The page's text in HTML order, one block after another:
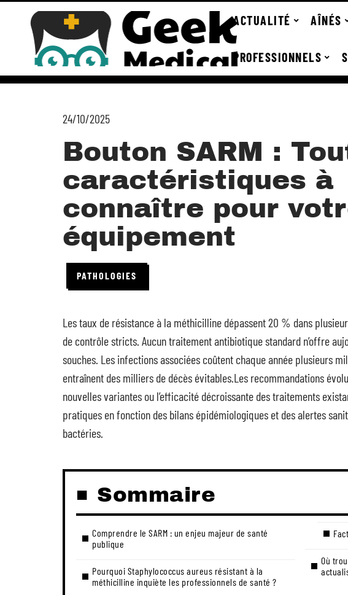
ACTUALITÉ AÎNÉS
PROFESSIONNELS
24/10/2025
Bouton SARM :
caractéristiques à
connaître pour
équipement
PATHOLOGIES
Les taux de résistance à la méthicilline dépassent 20 % dans
de contrôle stricts. Aucun traitement antibiotique standard n’offre
souches. Les infections associées coûtent chaque année plusieurs
entraînent des milliers de décès évitables.Les recommandations
nouvelles variantes ou l’efficacité décroissante des traitements
pratiques en fonction des bilans épidémiologiques et des alertes
bactéries.
Sommaire
Comprendre le SARM : un enjeu majeur de santé
publique
Pourquoi Staphylococcus aureus résistant à la
méthicilline inquiète les professionnels de santé ?
Où